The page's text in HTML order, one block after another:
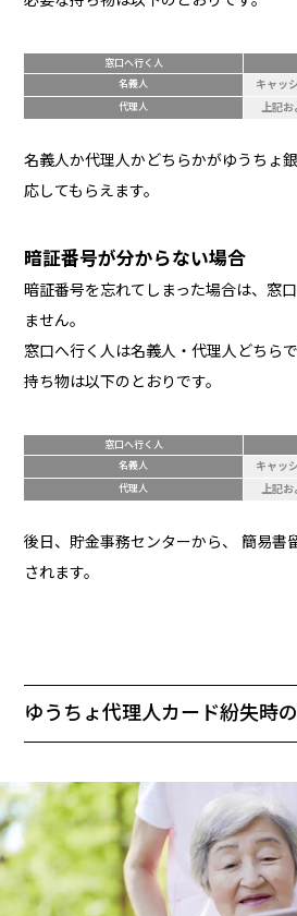
窓口へ行く人
名義人
キャッ
代理人 上記お
名義人か代理人かどちらかがゆうちょ
応してもらえます。
暗証番号が分からない場合
暗証番号を忘れてしまった場合は、窓
ません。
窓口へ行く人は名義人・代理人どちらで
持ち物は以下のとおりです。
窓口へ行く人
名義人
キャッ
代理人 上記お
後日、貯金事務センターから、 簡易書
されます。
ゆうちょ代理人カード紛失時